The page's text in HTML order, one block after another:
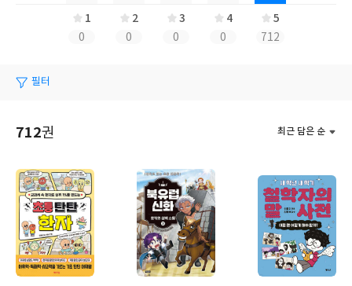
1
0
2
0
3
0
4
0
5
712
필터
최근 담은 순
712권